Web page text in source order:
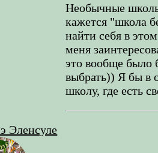
Необычные
кажется "школа
найти себя в
меня
это вообще было
выбрать)) Я бы в
школу, где есть
Эленсуле